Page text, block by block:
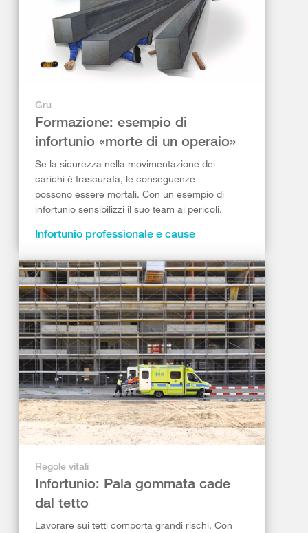
Gru
Formazione: esempio di
infortunio «morte di un operaio»
Se la sicurezza nella movimentazione dei
carichi è trascurata, le conseguenze
possono essere mortali. Con un esempio di
infortunio sensibilizzi il suo team ai pericoli.
Infortunio professionale e cause
Regole vitali
Infortunio: Pala gommata cade
dal tetto
Lavorare sui tetti comporta grandi rischi. Con